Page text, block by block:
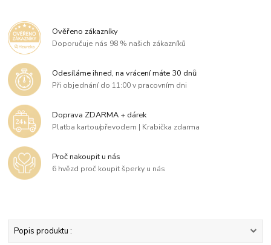
Ověřeno zákazníky
Doporučuje nás 98 % našich zákazníků
Odesíláme ihned, na vrácení máte 30 dnů
Při objednání do 11:00 v pracovním dni
Doprava ZDARMA + dárek
Platba kartou/převodem | Krabička zdarma
Proč nakoupit u nás
6 hvězd proč koupit šperky u nás
Popis produktu :